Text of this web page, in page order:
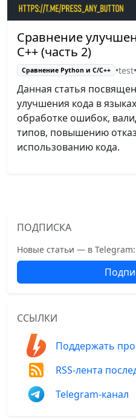
Сравнение
C++ (часть 2)
Сравнение Python и С/C++ •test•
Данная статья
улучшения кода в
обработке ошибок,
типов, повышению
использованию кода.
ПОДПИСКА
Новые статьи — в Telegram:
ССЫЛКИ
Поддержать
RSS-лента
Telegram-канал